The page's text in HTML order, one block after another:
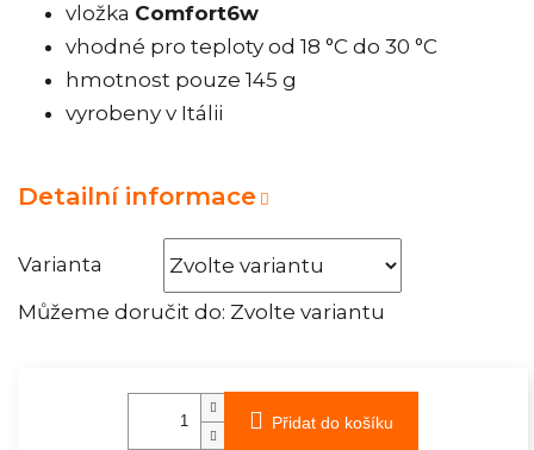
Varianta
Můžeme doručit do: Zvolte variantu
vložka Comfort6w
vhodné pro teploty od 18 °C do 30 °C
hmotnost pouze 145 g
vyrobeny v Itálii
Detailní informace
Přidat do košíku